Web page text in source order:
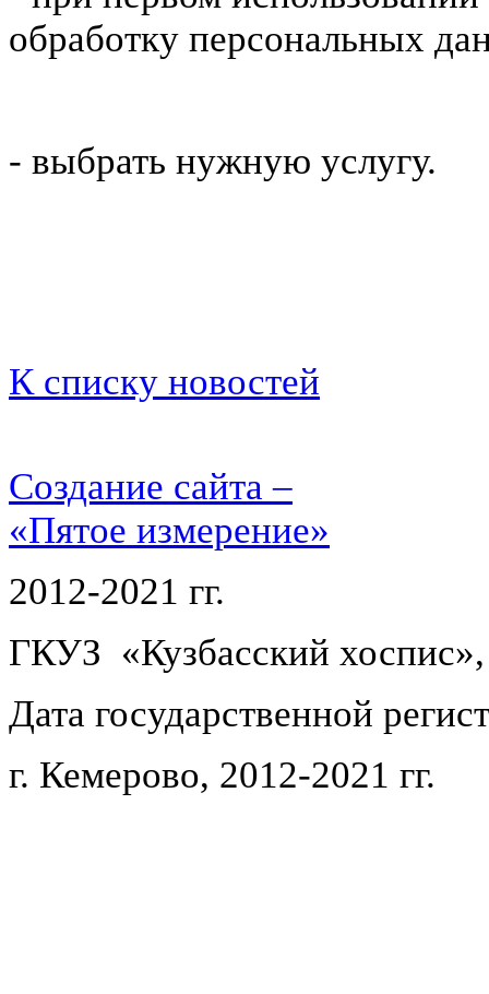
обработку персональных
- выбрать нужную услугу.
К списку новостей
Создание сайта –
«Пятое измерение»
2012-2021 гг.
ГКУЗ «Кузбасский хоспис»,
Дата государственной
г. Кемерово, 2012-2021 гг.